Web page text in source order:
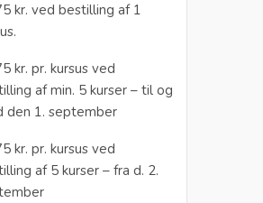
kr. ved bestilling af 1
kr. pr. kursus ved
af min. 5 kurser – til og
den 1. september
kr. pr. kursus ved
af 5 kurser – fra d. 2.